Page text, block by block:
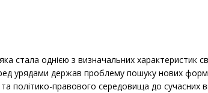
стала однією з визначальних характеристик
урядами держав проблему пошуку нових форм
політико-правового середовища до сучасних